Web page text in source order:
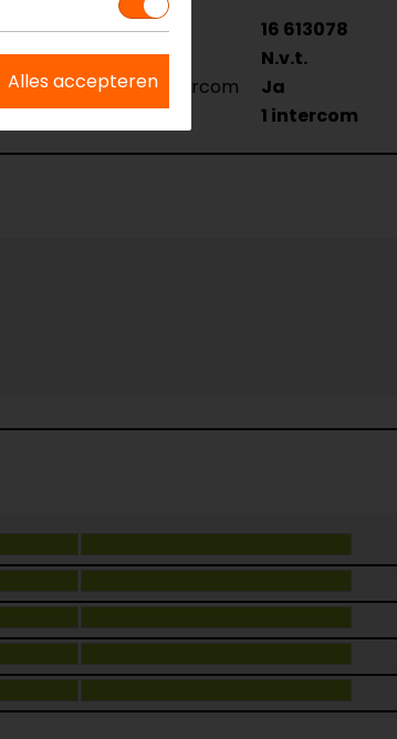
Model
16 613078
Kleur
N.v.t.
Bluetooth intercom
Ja
Pakketinhoud 1 intercom
Alles accepteren